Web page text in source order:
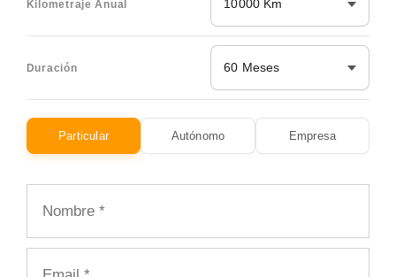
Kilometraje Anual 10000 Km
Duración 60 Meses
Particular Autónomo Empresa